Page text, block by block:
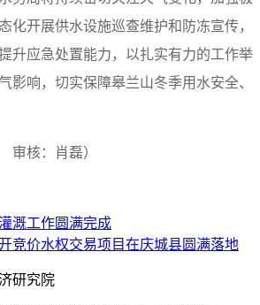
化开展供水设施巡查维护和防冻宣传，
升应急处置能力，以扎实有力的工作举
影响，切实保障皋兰山冬季用水安全、
审核：肖磊）
溉工作圆满完成
竞价水权交易项目在庆城县圆满落地
研究院